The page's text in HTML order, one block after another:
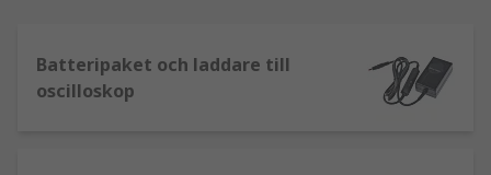
instrument som behöver kalibreras. De kan visa
både växelström AC och pulserande likström DC
Batteripaket och laddare till
oscilloskop